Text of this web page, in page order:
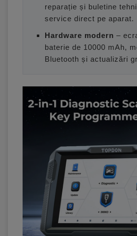
reparație și buletine
service direct pe aparat.
Hardware modern –
baterie de 10000 mAh,
Bluetooth și actualizări